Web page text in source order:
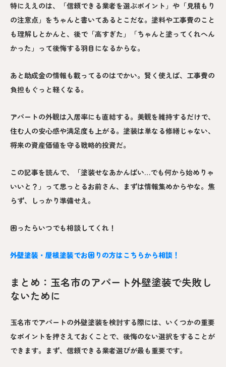
特にええのは、「信頼できる業者を選ぶポイント」や「見積もり
の注意点」をちゃんと書いてあるとこだな。塗料や工事費のこと
も理解しとかんと、後で「高すぎた」「ちゃんと塗ってくれへん
かった」って後悔する羽目になるからな。
あと助成金の情報も載ってるのはでかい。賢く使えば、工事費の
負担もぐっと軽くなる。
アパートの外観は入居率にも直結する。美観を維持するだけで、
住む人の安心感や満足度も上がる。塗装は単なる修繕じゃない、
将来の資産価値を守る戦略的投資だ。
この記事を読んで、「塗装せなあかんばい…でも何から始めりゃ
いいと？」って思っとるお前さん、まずは情報集めからやな。焦
らず、しっかり準備せえ。
困ったらいつでも相談してくれ！
外壁塗装・屋根塗装でお困りの方はこちらから相談！
まとめ：玉名市のアパート外壁塗装で失敗し
ないために
玉名市でアパートの外壁塗装を検討する際には、いくつかの重要
なポイントを押さえておくことで、後悔のない選択をすることが
できます。まず、信頼できる業者選びが最も重要です。